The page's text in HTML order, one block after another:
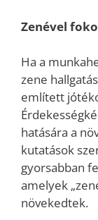
Zenével
Ha a
zene
említett
hatására a
kutatások
gyorsabban
amelyek
növekedtek.